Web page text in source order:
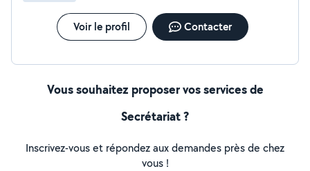
Voir le profil Contacter
Vous souhaitez proposer vos services de
Secrétariat ?
Inscrivez-vous et répondez aux demandes près de chez
vous !